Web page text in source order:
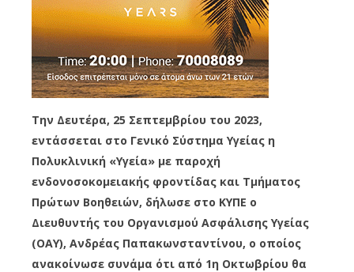
Την Δευτέρα, 25 Σεπτεμβρίου του 2023,
εντάσσεται στο Γενικό Σύστημα Υγείας η
Πολυκλινική «Υγεία» με παροχή
ενδονοσοκομειακής φροντίδας και Τμήματος
Πρώτων Βοηθειών, δήλωσε στο ΚΥΠΕ ο
Διευθυντής του Οργανισμού Ασφάλισης Υγείας
(ΟΑΥ), Ανδρέας Παπακωνσταντίνου, ο οποίος
ανακοίνωσε συνάμα ότι από 1η Οκτωβρίου θα